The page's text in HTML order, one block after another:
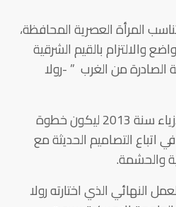
المرأة العصرية المحافظة،
والالتزام بالقيم الشرقية
الصادرة من الغرب ” -رولا
تأسس مشروع “علياء” للأزياء سنة 2013 ليكون خطوة
اتباع التصاميم الحديثة مع
والحشمة.
النهائي الذي اختارته رولا